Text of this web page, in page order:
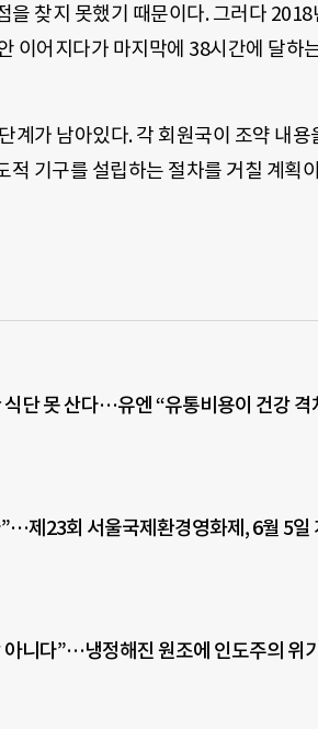
찾지 못했기 때문이다. 그러다
이어지다가 마지막에 38시간에 달하
가 남아있다. 각 회원국이 조약 내용
기구를 설립하는 절차를 거칠 계획
단 못 산다…유엔 “유통비용이 건강 격
제23회 서울국제환경영화제, 6월 5일
니다”…냉정해진 원조에 인도주의 위